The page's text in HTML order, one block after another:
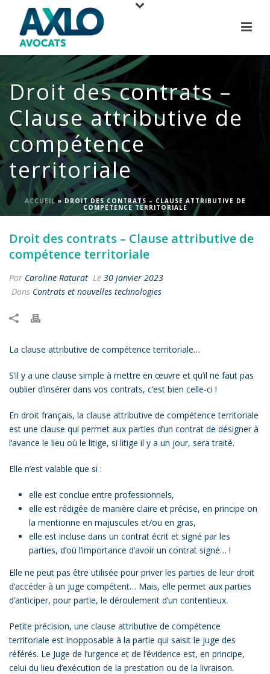
Droit des contrats –
Clause attributive de
compétence
territoriale
ACCUEIL» DROIT DES CONTRATS – CLAUSE ATTRIBUTIVE DE
COMPÉTENCE TERRITORIALE
Droit des contrats – Clause attributive de
compétence territoriale
Par Caroline Raturat Le 30 janvier 2023
Dans Contrats et nouvelles technologies
La clause attributive de compétence territoriale…
S’il y a une clause simple à mettre en œuvre et qu’il ne faut pas
oublier d’insérer dans vos contrats, c’est bien celle-ci !
En droit français, la clause attributive de compétence territoriale
est une clause qui permet aux parties d’un contrat de désigner à
l’avance le lieu où le litige, si litige il y a un jour, sera traité.
Elle n’est valable que si :
elle est conclue entre professionnels,
elle est rédigée de manière claire et précise, en principe on
la mentionne en majuscules et/ou en gras,
elle est incluse dans un contrat écrit et signé par les
parties, d’où l’importance d’avoir un contrat signé… !
Elle ne peut pas être utilisée pour priver les parties de leur droit
d’accéder à un juge compétent… Mais, elle permet aux parties
d’anticiper, pour partie, le déroulement d’un contentieux.
Petite précision, une clause attributive de compétence
territoriale est inopposable à la partie qui saisit le juge des
référés. Le Juge de l’urgence et de l’évidence est, en principe,
celui du lieu d’exécution de la prestation ou de la livraison.